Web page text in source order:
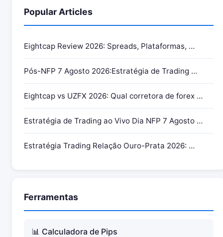
Popular Articles
Eightcap Review 2026: Spreads, Plataformas, …
Pós-NFP 7 Agosto 2026:Estratégia de Trading …
Eightcap vs UZFX 2026: Qual corretora de forex …
Estratégia de Trading ao Vivo Dia NFP 7 Agosto …
Estratégia Trading Relação Ouro-Prata 2026: …
Ferramentas
📊 Calculadora de Pips